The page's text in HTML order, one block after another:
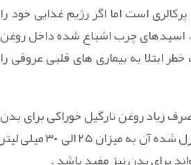
است اما اگر رژیم غذایی خود را
اسیدهای چرب اشباع شده داخل روغن
ابتلا به بیماری های قلبی عروقی را
زیاد روغن نارگیل خوراکی برای بدن
مضرر است اما مصرف کنترل شده آن به میزان ۲۵ الی ۳۰ میلی لیتر